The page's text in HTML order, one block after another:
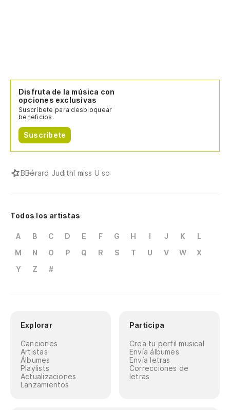
Disfruta de la música con
opciones exclusivas
Suscríbete para desbloquear
beneficios.
Suscríbete
BBérard JudithI miss U so
Todos los artistas
A B C D E F G H I J K
L
M
N O P Q R S T U V W
X
Y
Z #
Explorar
Canciones
Artistas
Álbumes
Playlists
Actualizaciones
Lanzamientos
Participa
Crea tu perfil musical
Envía álbumes
Envía letras
Correcciones de
letras